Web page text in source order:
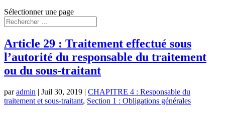
Sélectionner une page
Article 29 : Traitement effectué sous
l’autorité du responsable du traitement
ou du sous-traitant
paradmin | Juil 30, 2019 | CHAPITRE 4 : Responsable du
traitement et sous-traitant, Section 1 : Obligations générales